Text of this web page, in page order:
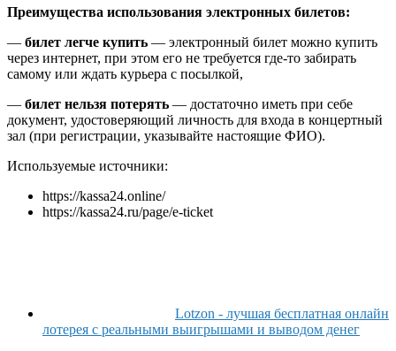
Преимущества использования электронных билетов:
— билет легче купить — электронный билет можно купить
через интернет, при этом его не требуется где-то забирать
самому или ждать курьера с посылкой,
— билет нельзя потерять — достаточно иметь при себе
документ, удостоверяющий личность для входа в концертный
зал (при регистрации, указывайте настоящие ФИО).
Используемые источники:
https://kassa24.online/
https://kassa24.ru/page/e-ticket
Lotzon - лучшая бесплатная онлайн
лотерея с реальными выигрышами и выводом денег